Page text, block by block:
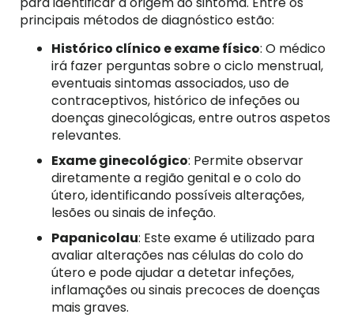
principais métodos de diagnóstico estão:
Histórico clínico e exame físico: O médico
irá fazer perguntas sobre o ciclo menstrual,
eventuais sintomas associados, uso de
contraceptivos, histórico de infeções ou
doenças ginecológicas, entre outros aspetos
relevantes.
Exame ginecológico: Permite observar
diretamente a região genital e o colo do
útero, identificando possíveis alterações,
lesões ou sinais de infeção.
Papanicolau: Este exame é utilizado para
avaliar alterações nas células do colo do
útero e pode ajudar a detetar infeções,
inflamações ou sinais precoces de doenças
mais graves.